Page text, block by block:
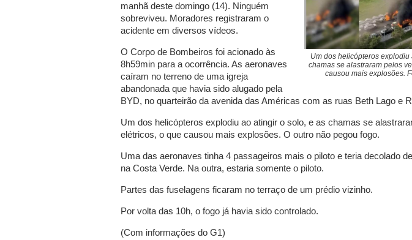
Um dos helicópteros explodiu
chamas se alastraram pelos
causou mais explosões.
manhã deste domingo (14). Ninguém
sobreviveu. Moradores registraram o
acidente em diversos vídeos.
O Corpo de Bombeiros foi acionado às
8h59min para a ocorrência. As aeronaves
caíram no terreno de uma igreja
abandonada que havia sido alugado pela
BYD, no quarteirão da avenida das Américas com as ruas Beth Lago e
Um dos helicópteros explodiu ao atingir o solo, e as chamas se
elétricos, o que causou mais explosões. O outro não pegou fogo.
Uma das aeronaves tinha 4 passageiros mais o piloto e teria decolado
na Costa Verde. Na outra, estaria somente o piloto.
Partes das fuselagens ficaram no terraço de um prédio vizinho.
Por volta das 10h, o fogo já havia sido controlado.
(Com informações do G1)